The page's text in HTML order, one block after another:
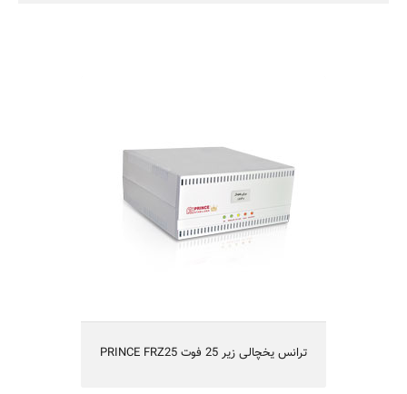
PRINCE FRZ25 ترانس یخچالی زیر 25 فوت